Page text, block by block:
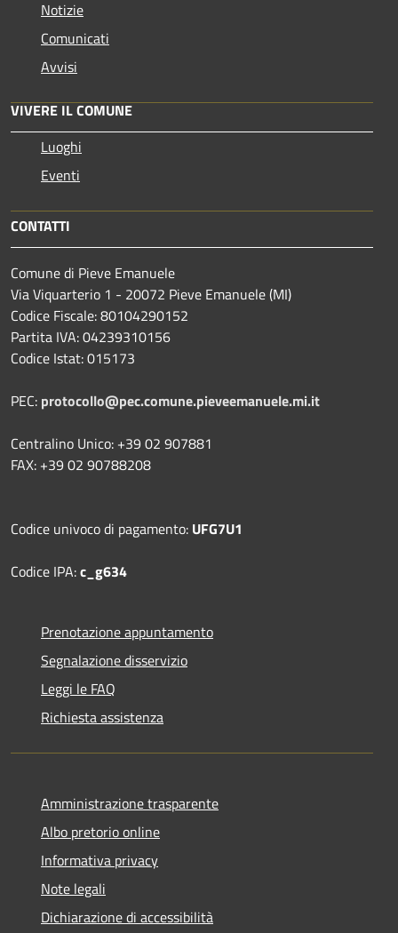
Notizie
Comunicati
Avvisi
VIVERE IL COMUNE
Luoghi
Eventi
CONTATTI
Comune di Pieve Emanuele
Via Viquarterio 1 - 20072 Pieve Emanuele (MI)
Codice Fiscale: 80104290152
Partita IVA: 04239310156
Codice Istat: 015173
PEC: protocollo@pec.comune.pieveemanuele.mi.it
Centralino Unico: +39 02 907881
FAX: +39 02 90788208
Codice univoco di pagamento: UFG7U1
Codice IPA:c_g634
Prenotazione appuntamento
Segnalazione disservizio
Leggi le FAQ
Richiesta assistenza
Amministrazione trasparente
Albo pretorio online
Informativa privacy
Note legali
Dichiarazione di accessibilità